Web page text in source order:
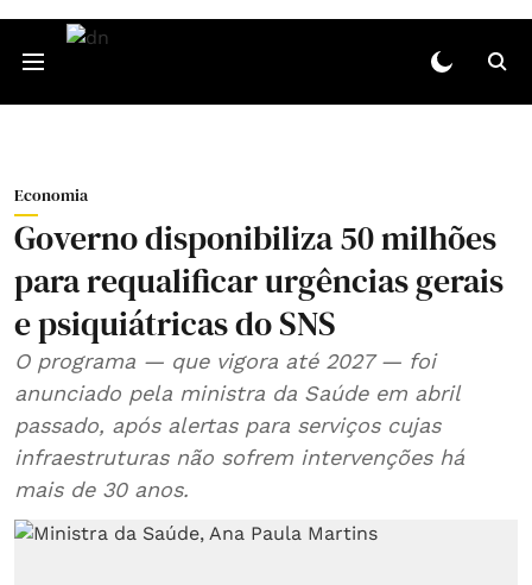
Economia
Governo disponibiliza 50 milhões
para requalificar urgências gerais
e psiquiátricas do SNS
O programa — que vigora até 2027 — foi
anunciado pela ministra da Saúde em abril
passado, após alertas para serviços cujas
infraestruturas não sofrem intervenções há
mais de 30 anos.